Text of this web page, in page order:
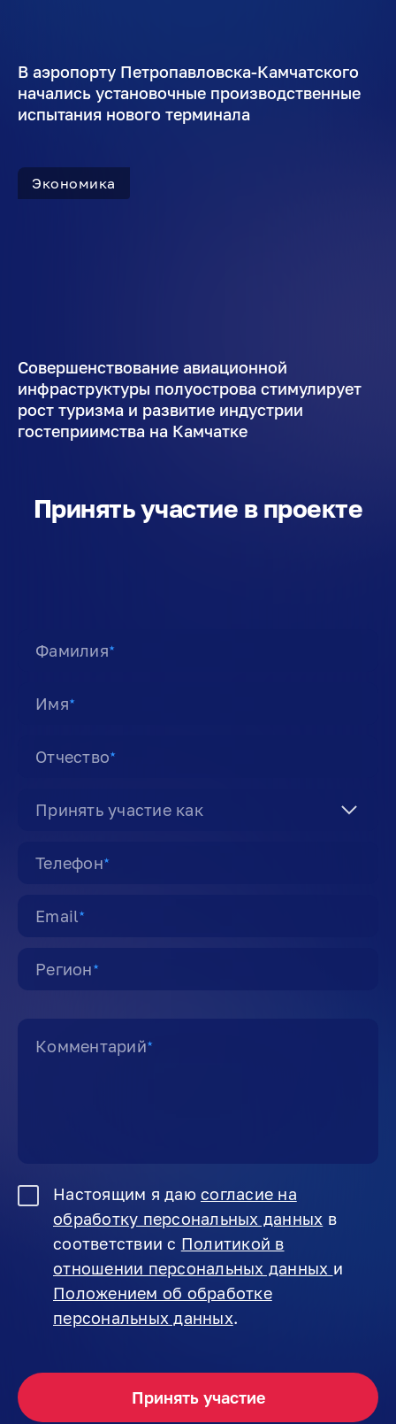
В аэропорту Петропавловска-Камчатского
начались установочные производственные
испытания нового терминала
Экономика
Совершенствование авиационной
инфраструктуры полуострова стимулирует
рост туризма и развитие индустрии
гостеприимства на Камчатке
Принять участие в проекте
Фамилия ★
Имя ★
Отчество ★
Принять участие как
Телефон ★
Email ★
Регион ★
Комментарий ★
Настоящим я даю согласие на
обработку персональных данных в
соответствии с Политикой в
отношении персональных данных и
Положением об обработке
персональных данных.